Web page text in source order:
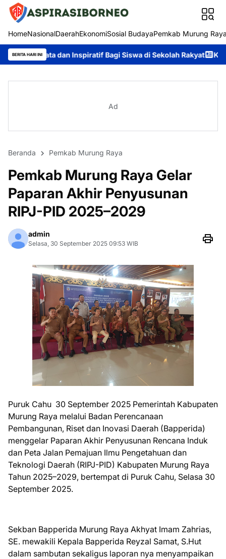
HomeNasionalDaerahEkonomiSosial BudayaPemkab Murung
BERITA HARI INI
Inspiratif Bagi Siswa di Sekolah Rakyat Kapolda Kalteng
Ad
Beranda Pemkab Murung Raya
Pemkab Murung Raya Gelar
Paparan Akhir Penyusunan
RIPJ-PID 2025–2029
admin
Selasa, 30 September 2025 09:53 WIB
Puruk Cahu 30 September 2025 Pemerintah Kabupaten
Murung Raya melalui Badan Perencanaan
Pembangunan, Riset dan Inovasi Daerah (Bapperida)
menggelar Paparan Akhir Penyusunan Rencana Induk
dan Peta Jalan Pemajuan Ilmu Pengetahuan dan
Teknologi Daerah (RIPJ-PID) Kabupaten Murung Raya
Tahun 2025–2029, bertempat di Puruk Cahu, Selasa 30
September 2025.
Sekban Bapperida Murung Raya Akhyat Imam Zahrias,
SE. mewakili Kepala Bapperida Reyzal Samat, S.Hut
dalam sambutan sekaligus laporan nya menyampaikan